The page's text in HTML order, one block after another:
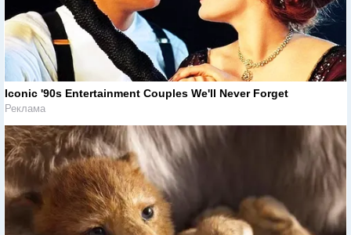
Iconic '90s Entertainment Couples We'll Never Forget
Реклама